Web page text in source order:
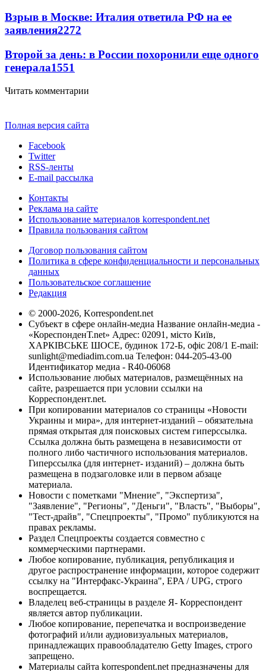
Взрыв в Москве: Италия ответила РФ на ее
заявления2272
Второй за день: в России похоронили еще одного
генерала1551
Читать комментарии
Полная версия сайта
Facebook
Twitter
RSS-ленты
E-mail рассылка
Контакты
Реклама на сайте
Использование материалов korrespondent.net
Правила пользования сайтом
Договор пользования сайтом
Политика в сфере конфиденциальности и персональных
данных
Пользовательское соглашение
Редакция
© 2000-2026, Korrespondent.net
Субъект в сфере онлайн-медиа Название онлайн-медиа -
«КореспонденТ.net» Адрес: 02091, місто Київ,
ХАРКІВСЬКЕ ШОСЕ, будинок 172-Б, офіс 208/1 E-mail:
sunlight@mediadim.com.ua Телефон: 044-205-43-00
Идентификатор медиа - R40-06068
Использование любых материалов, размещённых на
сайте, разрешается при условии ссылки на
Корреспондент.net.
При копировании материалов со страницы «Новости
Украины и мира», для интернет-изданий – обязательна
прямая открытая для поисковых систем гиперссылка.
Ссылка должна быть размещена в независимости от
полного либо частичного использования материалов.
Гиперссылка (для интернет- изданий) – должна быть
размещена в подзаголовке или в первом абзаце
материала.
Новости с пометками "Мнение", "Экспертиза",
"Заявление", "Регионы", "Деньги", "Власть", "Выборы",
"Тест-драйв", "Спецпроекты", "Промо" публикуются на
правах рекламы.
Раздел Спецпроекты создается совместно с
коммерческими партнерами.
Любое копирование, публикация, републикация и
другое распространение информации, которое содержит
ссылку на "Интерфакс-Украина", EPA / UPG, строго
воспрещается.
Владелец веб-страницы в разделе Я- Корреспондент
является автор публикации.
Любое копирование, перепечатка и воспроизведение
фотографий и/или аудиовизуальных материалов,
принадлежащих правообладателю Getty Images, строго
запрещено.
Материалы сайта korrespondent.net предназначены для